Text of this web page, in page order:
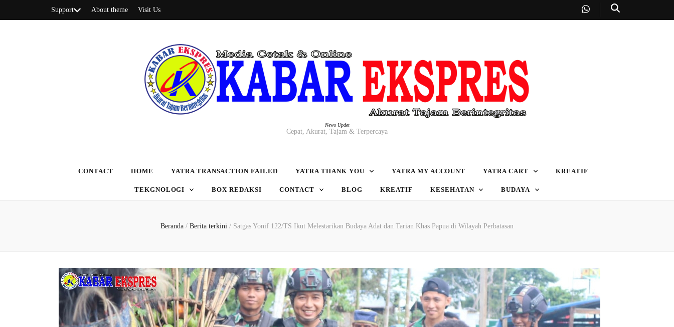
Support About theme Visit Us
News Updet
Cepat, Akurat, Tajam & Terpercaya
CONTACT HOME YATRA TRANSACTION FAILED YATRA THANK YOU YATRA MY ACCOUNT YATRA CART KREATIF
TEKGNOLOGI BOX REDAKSI CONTACT BLOG KREATIF KESEHATAN BUDAYA
Beranda / Berita terkini / Satgas Yonif 122/TS Ikut Melestarikan Budaya Adat dan Tarian Khas Papua di Wilayah Perbatasan